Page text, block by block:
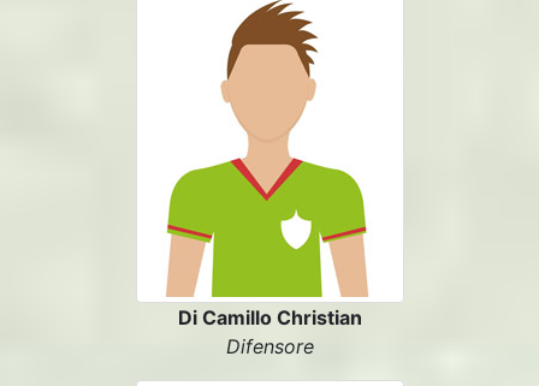
Di Camillo Christian
Difensore